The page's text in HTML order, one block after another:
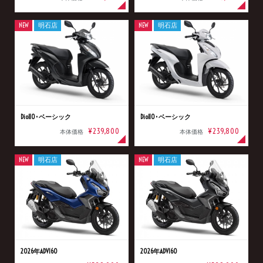
Dio110･ベーシック
本体価格 ¥239,800
NEW 明石店
Dio110･ベーシック
本体価格 ¥239,800
NEW 明石店
2026年ADV160
NEW 明石店
2026年ADV160
NEW 明石店